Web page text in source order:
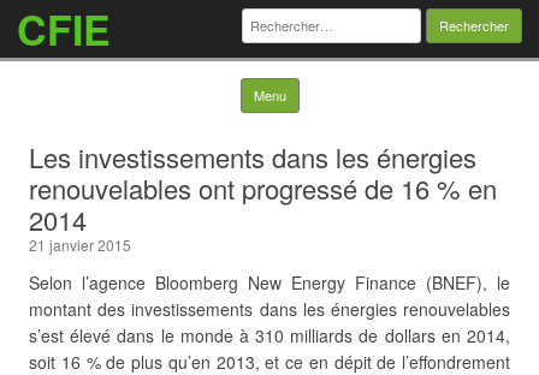
CFIE Rechercher :
Menu Skip to content
Les investissements dans les énergies
renouvelables ont progressé de 16 % en
2014
21 janvier 2015
Selon l’agence Bloomberg New Energy Finance (BNEF), le
montant des investissements dans les énergies renouvelables
s’est élevé dans le monde à 310 milliards de dollars en 2014,
soit 16 % de plus qu’en 2013, et ce en dépit de l’effondrement